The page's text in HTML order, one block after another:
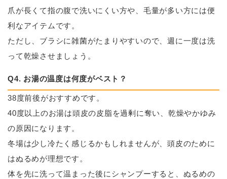
爪が長くて指の腹で洗いにくい方や、毛量が多い方には便
利なアイテムです。
ただし、ブラシに雑菌がたまりやすいので、週に一度は洗
って乾燥させましょう。
Q4. お湯の温度は何度がベスト？
38度前後がおすすめです。
40度以上のお湯は頭皮の皮脂を過剰に奪い、乾燥やかゆみ
の原因になります。
冬場は少し冷たく感じるかもしれませんが、頭皮のために
はぬるめが理想です。
体を先に洗って温まった後にシャンプーすると、ぬるめの